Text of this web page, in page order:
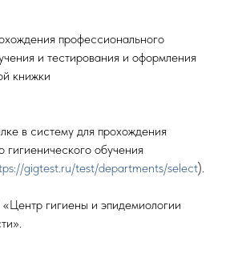
профессионального
и тестирования и оформления
книжки
в систему для прохождения
гигиенического обучения
gigtest.ru/test/departments/select).
гигиены и эпидемиологии